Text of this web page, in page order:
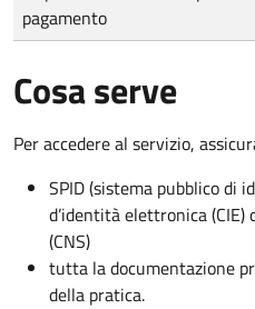
pagamento
Cosa serve
Per accedere al servizio,
SPID (sistema pubblico di
d’identità elettronica
(CNS)
tutta la documentazione
della pratica.